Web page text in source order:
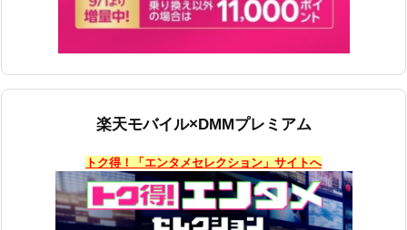
楽天モバイル×DMMプレミアム
トク得！「エンタメセレクション」サイトへ